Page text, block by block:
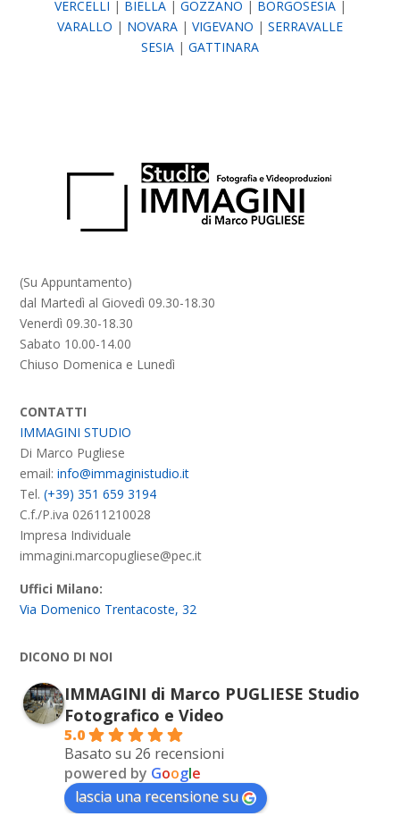
VERCELLI | BIELLA| GOZZANO | BORGOSESIA|
VARALLO | NOVARA | VIGEVANO | SERRAVALLE
SESIA | GATTINARA
(Su Appuntamento)
dal Martedì al Giovedì 09.30-18.30
Venerdì 09.30-18.30
Sabato 10.00-14.00
Chiuso Domenica e Lunedì
CONTATTI
IMMAGINI STUDIO
Di Marco Pugliese
email:info@immaginistudio.it
Tel.(+39) 351 659 3194
C.f./P.iva 02611210028
Impresa Individuale
immagini.marcopugliese@pec.it
Uffici Milano:
Via Domenico Trentacoste, 32
DICONO DI NOI
IMMAGINI di Marco PUGLIESE Studio
Fotografico e Video
5.0
Basato su 26 recensioni
powered by Google
lascia una recensione su